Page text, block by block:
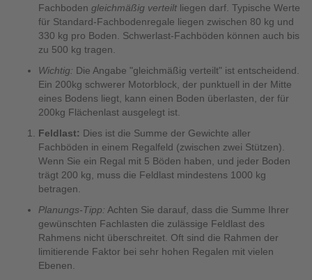
Fachboden gleichmäßig verteilt liegen darf. Typische Werte
für Standard-Fachbodenregale liegen zwischen 80 kg und
330 kg pro Boden. Schwerlast-Fachböden können auch bis
zu 500 kg tragen.
Wichtig: Die Angabe "gleichmäßig verteilt" ist entscheidend.
Ein 200kg schwerer Motorblock, der punktuell in der Mitte
eines Bodens liegt, kann einen Boden überlasten, der für
200kg Flächenlast ausgelegt ist.
Feldlast: Dies ist die Summe der Gewichte aller
Fachböden in einem Regalfeld (zwischen zwei Stützen).
Wenn Sie ein Regal mit 5 Böden haben, und jeder Boden
trägt 200 kg, muss die Feldlast mindestens 1000 kg
betragen.
Planungs-Tipp: Achten Sie darauf, dass die Summe Ihrer
gewünschten Fachlasten die zulässige Feldlast des
Rahmens nicht überschreitet. Oft sind die Rahmen der
limitierende Faktor bei sehr hohen Regalen mit vielen
Ebenen.